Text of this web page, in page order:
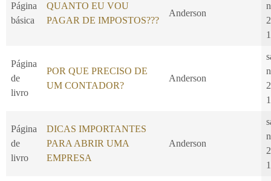
Página
básica
QUANTO EU VOU
PAGAR DE IMPOSTOS???
Anderson
Página
de
livro
POR QUE PRECISO DE
UM CONTADOR?
Anderson
Página
de
livro
DICAS IMPORTANTES
PARA ABRIR UMA
EMPRESA
Anderson